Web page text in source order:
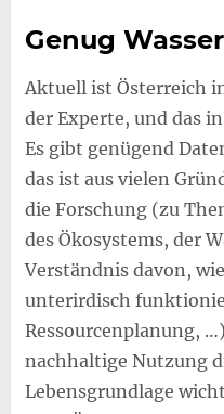
Genug
Aktuell ist Österreich
der Experte, und das
Es gibt genügend
das ist aus vielen
die Forschung (zu
des Ökosystems, der
Verständnis davon,
unterirdisch
Ressourcenplanung,
nachhaltige Nutzung
Lebensgrundlage